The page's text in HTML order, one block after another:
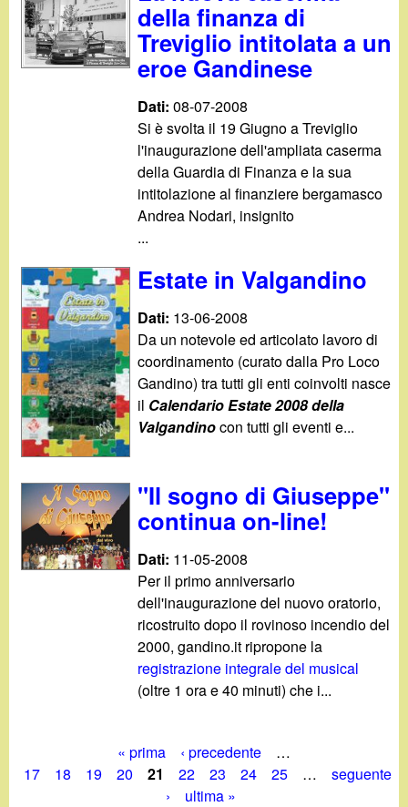
della finanza di
Treviglio intitolata a un
eroe Gandinese
Dati:08-07-2008
Si è svolta il 19 Giugno a Treviglio
l'inaugurazione dell'ampliata caserma
della Guardia di Finanza e la sua
intitolazione al finanziere bergamasco
Andrea Nodari, insignito
...
Estate in Valgandino
Dati: 13-06-2008
Da un notevole ed articolato lavoro di
coordinamento (curato dalla Pro Loco
Gandino) tra tutti gli enti coinvolti nasce
il Calendario Estate 2008 della
Valgandinocon tutti gli eventi e...
"Il sogno di Giuseppe"
continua on-line!
Dati: 11-05-2008
Per il primo anniversario
dell'inaugurazione del nuovo oratorio,
ricostruito dopo il rovinoso incendio del
2000, gandino.it ripropone la
registrazione integrale del musical
(oltre 1 ora e 40 minuti) che i...
P
« prima ‹ precedente
…
17
18 19 20 21 22 23 24 25 …
seguente
›
ultima »